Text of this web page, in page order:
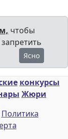
чтобы
Ясно
конкурсы
Жюри
Политика